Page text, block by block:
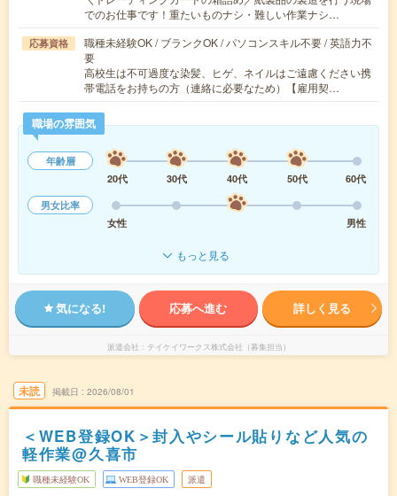
でのお仕事です！重たいものナシ・難しい作業ナシ…
応募資格
職種未経験OK / ブランクOK / パソコンスキル不要 / 英語力不
要
高校生は不可過度な染髪、ヒゲ、ネイルはご遠慮ください携
帯電話をお持ちの方（連絡に必要なため）【雇用契…
職場の雰囲気
年齢層
20代
30代 40代 50代
60代
男女比率
女性
男性
もっと見る
気になる! 応募へ進む 詳しく見る
派遣会社 テイケイワークス株式会社（募集担当）
未読 掲載日 2026/08/01
＜WEB登録OK＞封入やシール貼りなど人気の
軽作業@久喜市
職種未経験OK WEB登録OK 派遣